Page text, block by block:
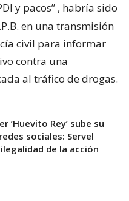
y pacos” , habría sido
en una transmisión
civil para informar
contra una
al tráfico de drogas.
’Huevito Rey’ sube su
sociales: Servel
de la acción